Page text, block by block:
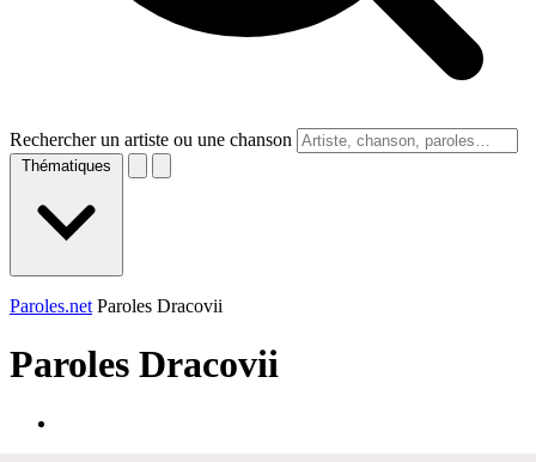
Rechercher un artiste ou une chanson
Thématiques
Paroles.net Paroles Dracovii
Paroles Dracovii